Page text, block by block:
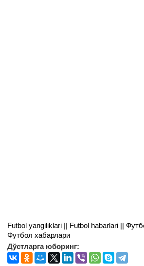
Futbol yangiliklari || Futbol habarlari ||
Футбол хабарлари
Дўстларга юборинг: